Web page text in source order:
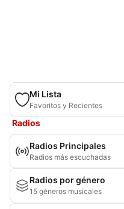
Mi Lista
Favoritos y Recientes
Radios
Radios Principales
Radios más escuchadas
Radios por género
15 géneros musicales